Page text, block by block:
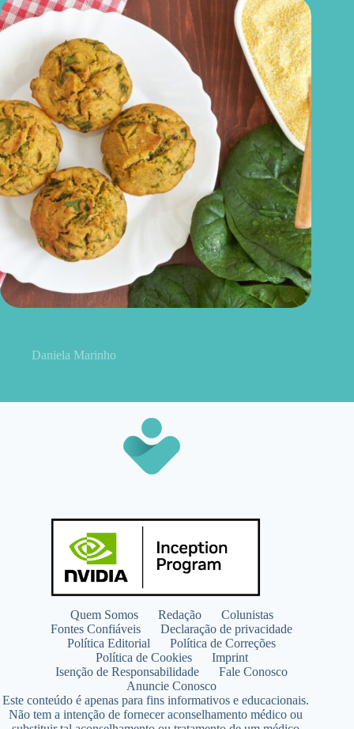
Daniela Marinho
Quem Somos Redação
Colunistas
Fontes Confiáveis
Declaração de privacidade
Política Editorial
Política de Correções
Política de Cookies
Imprint
Isenção de Responsabilidade
Fale Conosco
Anuncie Conosco
Este conteúdo é apenas para fins informativos e educacionais.
Não tem a intenção de fornecer aconselhamento médico ou